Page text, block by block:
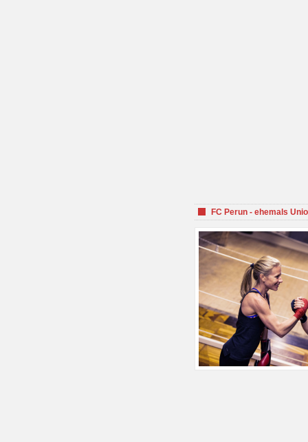
FC Perun - ehemals